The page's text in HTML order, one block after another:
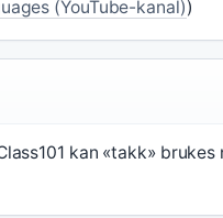
(YouTube-kanal))
kan «takk»